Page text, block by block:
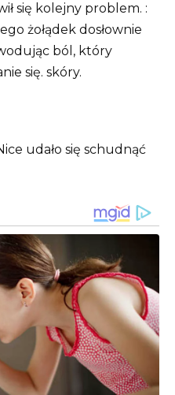
się kolejny problem. :
żołądek dosłownie
ból, który
się. skóry.
udało się schudnąć